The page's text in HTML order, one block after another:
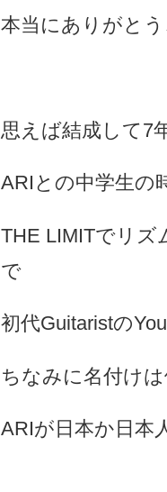
本当にありがと
思えば結成して7
ARIとの中学生の
THE LIMITでリズ
で
初代Guitaristの
ちなみに名付け
ARIが日本か日本